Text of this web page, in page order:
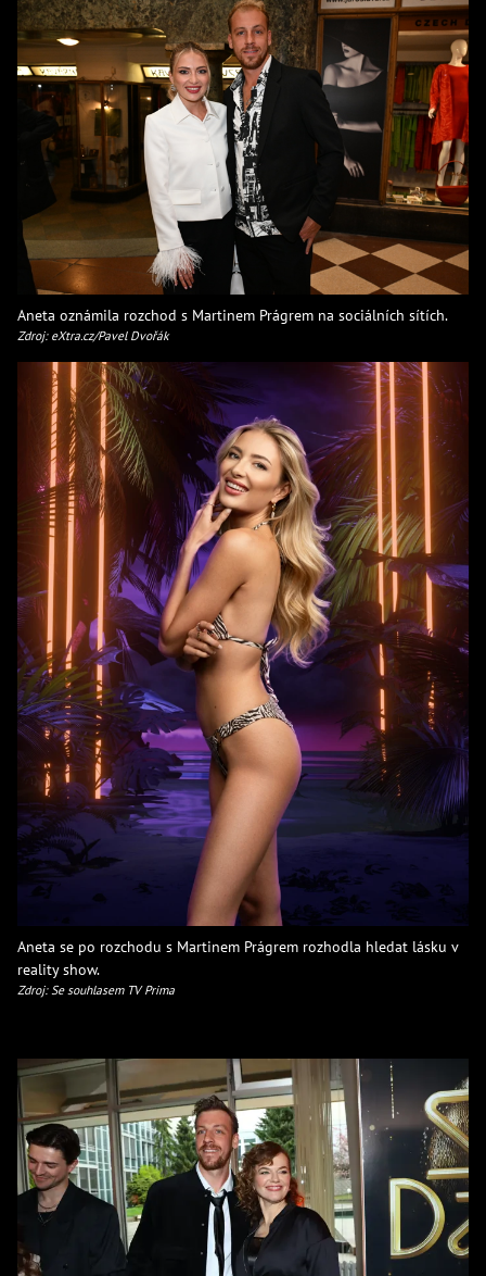
Aneta oznámila rozchod s Martinem Prágrem na sociálních sítích.
Zdroj: eXtra.cz/Pavel Dvořák
Aneta se po rozchodu s Martinem Prágrem rozhodla hledat lásku v
reality show.
Zdroj: Se souhlasem TV Prima